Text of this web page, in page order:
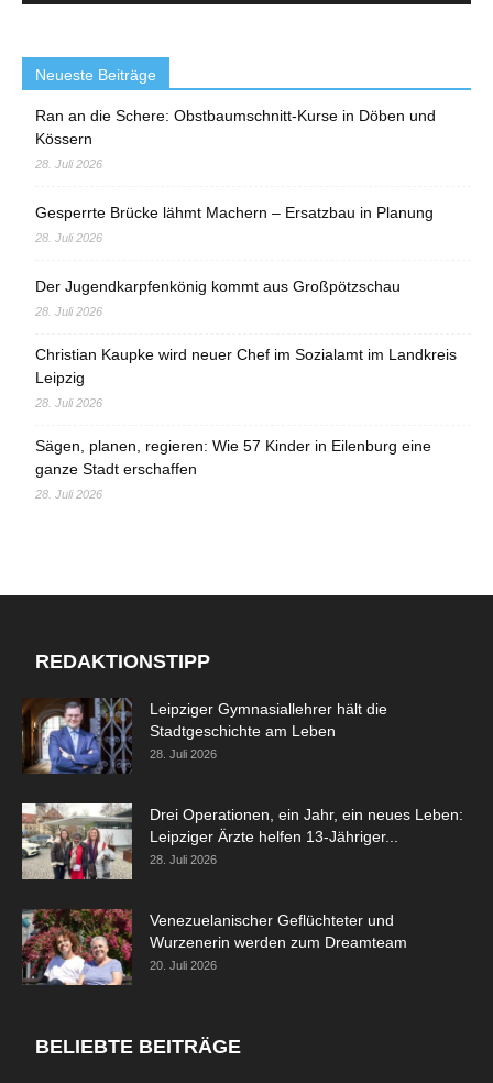
Neueste Beiträge
Ran an die Schere: Obstbaumschnitt-Kurse in Döben und
Kössern
28. Juli 2026
Gesperrte Brücke lähmt Machern – Ersatzbau in Planung
28. Juli 2026
Der Jugendkarpfenkönig kommt aus Großpötzschau
28. Juli 2026
Christian Kaupke wird neuer Chef im Sozialamt im Landkreis
Leipzig
28. Juli 2026
Sägen, planen, regieren: Wie 57 Kinder in Eilenburg eine
ganze Stadt erschaffen
28. Juli 2026
REDAKTIONSTIPP
Leipziger Gymnasiallehrer hält die
Stadtgeschichte am Leben
28. Juli 2026
Drei Operationen, ein Jahr, ein neues Leben:
Leipziger Ärzte helfen 13-Jähriger...
28. Juli 2026
Venezuelanischer Geflüchteter und
Wurzenerin werden zum Dreamteam
20. Juli 2026
BELIEBTE BEITRÄGE